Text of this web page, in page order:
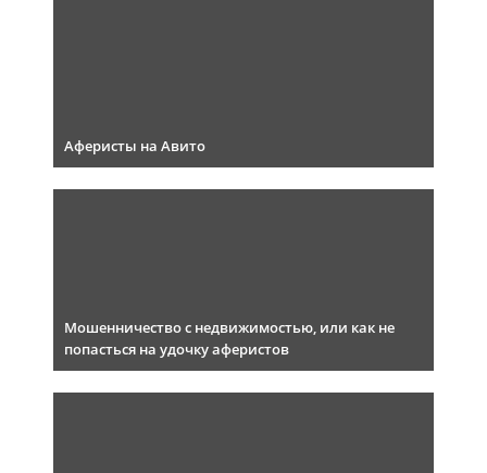
Аферисты на Авито
Мошенничество с недвижимостью, или как не
попасться на удочку аферистов